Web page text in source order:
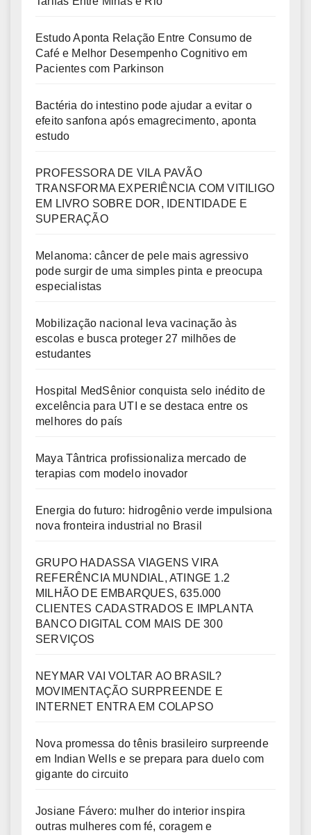
Estudo Aponta Relação Entre Consumo de
Café e Melhor Desempenho Cognitivo em
Pacientes com Parkinson
Bactéria do intestino pode ajudar a evitar o
efeito sanfona após emagrecimento, aponta
estudo
PROFESSORA DE VILA PAVÃO
TRANSFORMA EXPERIÊNCIA COM VITILIGO
EM LIVRO SOBRE DOR, IDENTIDADE E
SUPERAÇÃO
Melanoma: câncer de pele mais agressivo
pode surgir de uma simples pinta e preocupa
especialistas
Mobilização nacional leva vacinação às
escolas e busca proteger 27 milhões de
estudantes
Hospital MedSênior conquista selo inédito de
excelência para UTI e se destaca entre os
melhores do país
Maya Tântrica profissionaliza mercado de
terapias com modelo inovador
Energia do futuro: hidrogênio verde impulsiona
nova fronteira industrial no Brasil
GRUPO HADASSA VIAGENS VIRA
REFERÊNCIA MUNDIAL, ATINGE 1.2
MILHÃO DE EMBARQUES, 635.000
CLIENTES CADASTRADOS E IMPLANTA
BANCO DIGITAL COM MAIS DE 300
SERVIÇOS
NEYMAR VAI VOLTAR AO BRASIL?
MOVIMENTAÇÃO SURPREENDE E
INTERNET ENTRA EM COLAPSO
Nova promessa do tênis brasileiro surpreende
em Indian Wells e se prepara para duelo com
gigante do circuito
Josiane Fávero: mulher do interior inspira
outras mulheres com fé, coragem e